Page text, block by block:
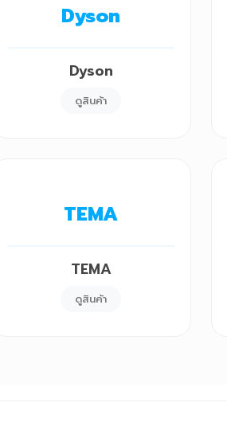
Dyson
Dyson
ดูสินค้า
TEMA
TEMA
ดูสินค้า